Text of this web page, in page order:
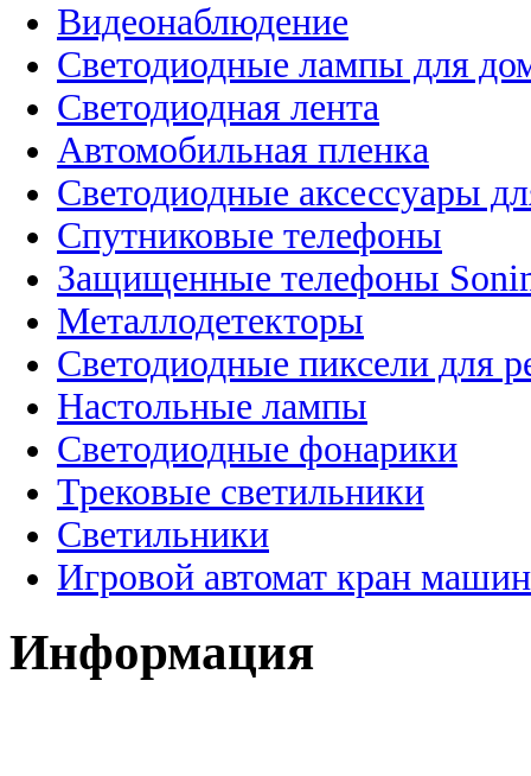
Видеонаблюдение
Светодиодные лампы для
Светодиодная лента
Автомобильная пленка
Светодиодные аксессуары
Спутниковые телефоны
Защищенные телефоны
Металлодетекторы
Светодиодные пиксели для
Настольные лампы
Светодиодные фонарики
Трековые светильники
Светильники
Игровой автомат кран
Информация